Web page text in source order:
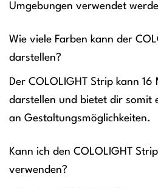
Umgebungen verwendet
Wie viele Farben kann der
darstellen?
Der COLOLIGHT Strip kann 16
darstellen und bietet dir somit
an Gestaltungsmöglichkeiten.
Kann ich den COLOLIGHT
verwenden?